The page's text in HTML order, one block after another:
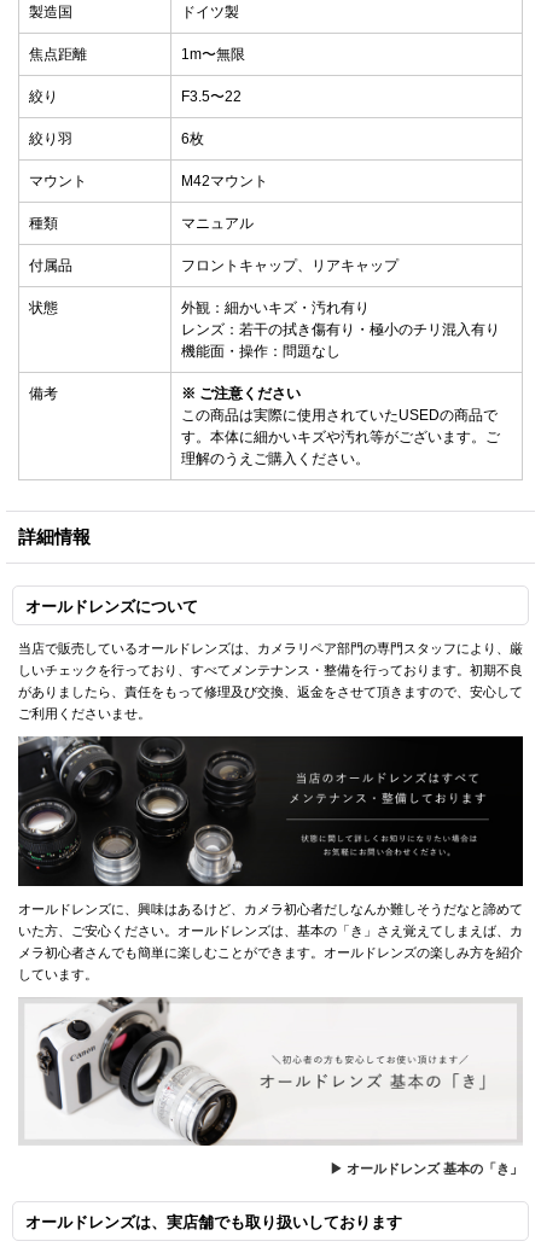
製造国 ドイツ製
焦点距離 1m〜無限
絞り F3.5〜22
絞り羽 6枚
マウント M42マウント
種類 マニュアル
付属品 フロントキャップ、リアキャップ
状態
外観：細かいキズ・汚れ有り
レンズ：若干の拭き傷有り・極小のチリ混入有り
機能面・操作：問題なし
備考
※ ご注意ください
この商品は実際に使用されていたUSEDの商品で
す。本体に細かいキズや汚れ等がございます。ご
理解のうえご購入ください。
詳細情報
オールドレンズについて
当店で販売しているオールドレンズは、カメラリペア部門の専門スタッフにより、厳
しいチェックを行っており、すべてメンテナンス・整備を行っております。初期不良
がありましたら、責任をもって修理及び交換、返金をさせて頂きますので、安心して
ご利用くださいませ。
オールドレンズに、興味はあるけど、カメラ初心者だしなんか難しそうだなと諦めて
いた方、ご安心ください。オールドレンズは、基本の「き」さえ覚えてしまえば、カ
メラ初心者さんでも簡単に楽しむことができます。オールドレンズの楽しみ方を紹介
しています。
▶ オールドレンズ 基本の「き」
オールドレンズは、実店舗でも取り扱いしております